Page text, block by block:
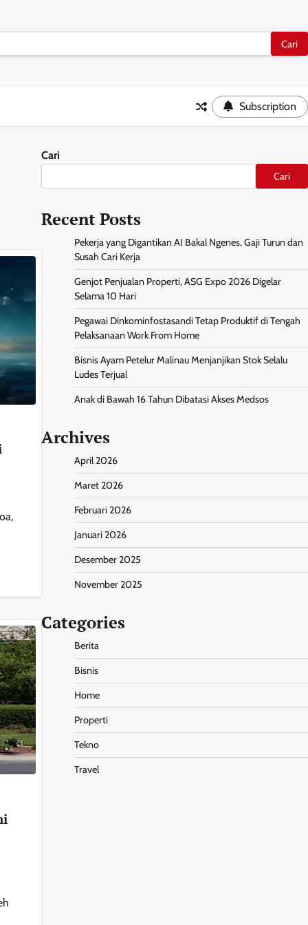
Subscription
Cari
Cari
Recent Posts
Pekerja yang Digantikan AI Bakal Ngenes, Gaji Turun dan
Susah Cari Kerja
Genjot Penjualan Properti, ASG Expo 2026 Digelar
Selama 10 Hari
Pegawai Dinkominfostasandi Tetap Produktif di Tengah
Pelaksanaan Work From Home
Bisnis Ayam Petelur Malinau Menjanjikan Stok Selalu
Ludes Terjual
Anak di Bawah 16 Tahun Dibatasi Akses Medsos
Archives
April 2026
Maret 2026
Februari 2026
Januari 2026
Desember 2025
November 2025
Categories
Berita
Bisnis
Home
Properti
Tekno
Travel